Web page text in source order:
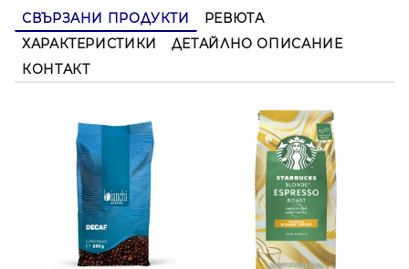
СВЪРЗАНИ ПРОДУКТИ
РЕВЮТА
ХАРАКТЕРИСТИКИ
ДЕТАЙЛНО ОПИСАНИЕ
КОНТАКТ